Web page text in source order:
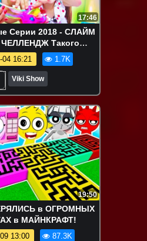
17:46
Серии 2018 - СЛАЙМ
Такого
Slime Tie
/ Вики Шоу
04 16:21 1.7K
Viki Show
19:50
в ОГРОМНЫХ
в МАЙНКРАФТ!
13:00 87.3K